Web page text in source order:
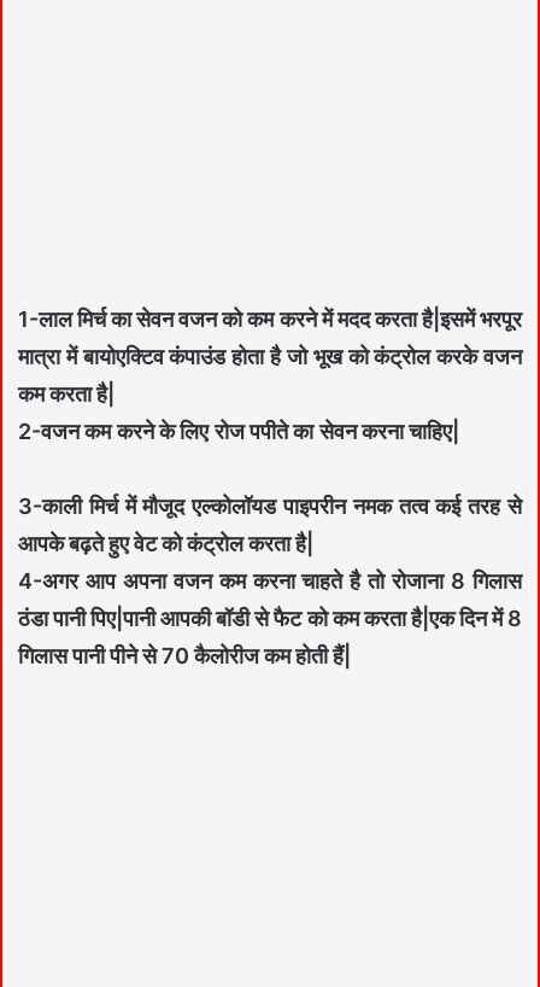
1-लाल मिर्च का सेवन वजन को कम करने में मदद करता है|इसमें भरपूर
मात्रा में बायोएक्टिव कंपाउंड होता है जो भूख को कंट्रोल करके वजन
कम करता है|
2-वजन कम करने के लिए रोज पपीते का सेवन करना चाहिए|
3-काली मिर्च में मौजूद एल्कोलॉयड पाइपरीन नमक तत्व कई तरह से
आपके बढ़ते हुए वेट को कंट्रोल करता है|
4-अगर आप अपना वजन कम करना चाहते है तो रोजाना 8 गिलास
ठंडा पानी पिए|पानी आपकी बॉडी से फैट को कम करता है|एक दिन में 8
गिलास पानी पीने से 70 कैलोरीज कम होती हैं|